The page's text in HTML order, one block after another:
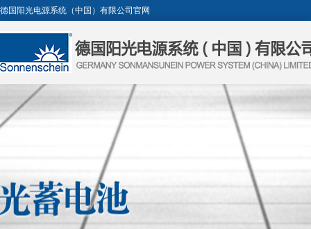
德国阳光电源系统（中国）有限公司官网